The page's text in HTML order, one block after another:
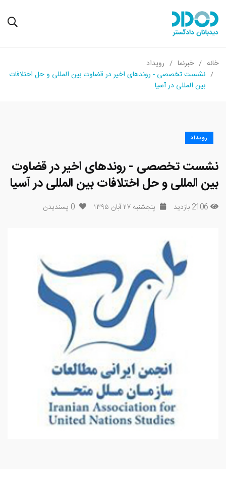
خانه خبرنما
رویداد
نشست تخصصی - روندهای اخیر در قضاوت بین المللی و حل اختلافات
بین المللی در آسیا
رویداد
نشست تخصصی - روندهای اخیر در قضاوت
بین المللی و حل اختلافات بین المللی در آسیا
2106 بازدید پنجشنبه ۲۷ آبان ۱۳۹۵ 0 پسندیدن